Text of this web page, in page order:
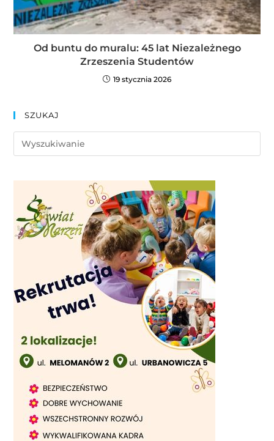
Od buntu do muralu: 45 lat Niezależnego
Zrzeszenia Studentów
19 stycznia 2026
SZUKAJ